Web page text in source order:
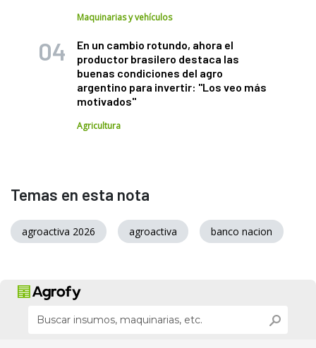
Maquinarias y vehículos
En un cambio rotundo, ahora el
productor brasilero destaca las
buenas condiciones del agro
argentino para invertir: "Los veo más
motivados"
Agricultura
Temas en esta nota
agroactiva 2026 agroactiva banco nacion